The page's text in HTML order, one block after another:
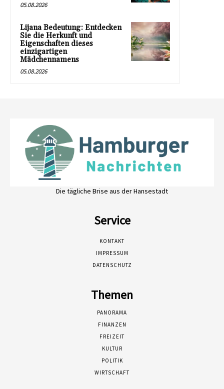
05.08.2026
Lijana Bedeutung: Entdecken
Sie die Herkunft und
Eigenschaften dieses
einzigartigen
Mädchennamens
05.08.2026
Die tägliche Brise aus der Hansestadt
Service
KONTAKT
IMPRESSUM
DATENSCHUTZ
Themen
PANORAMA
FINANZEN
FREIZEIT
KULTUR
POLITIK
WIRTSCHAFT